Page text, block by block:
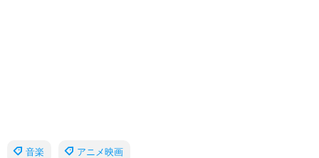
音楽 アニメ映画